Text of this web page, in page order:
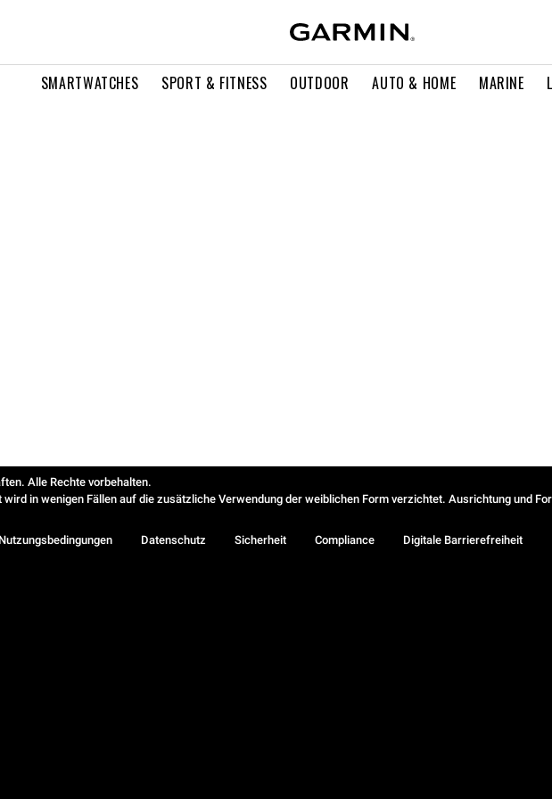
SMARTWATCHES SPORT & FITNESS OUTDOOR AUTO & HOME MARINE
Alle Rechte vorbehalten.
in wenigen Fällen auf die zusätzliche Verwendung der weiblichen Form verzichtet. Ausrichtung und
Nutzungsbedingungen Datenschutz Sicherheit Compliance
Digitale Barrierefreiheit